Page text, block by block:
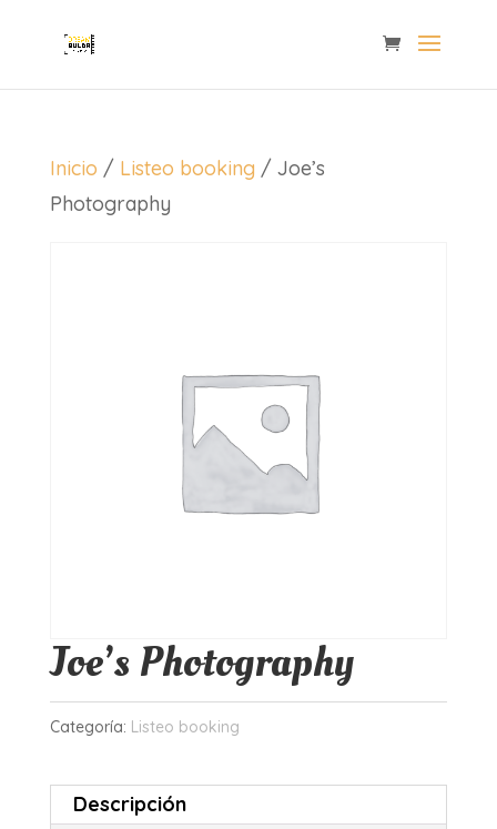
Inicio / Listeo booking / Joe’s
Photography
Joe’s Photography
Categoría: Listeo booking
Descripción